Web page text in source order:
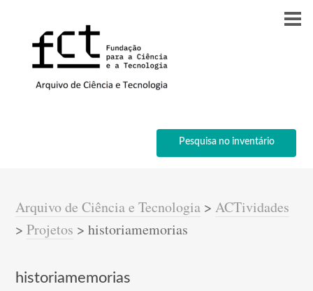
Pesquisa no inventário
Arquivo de Ciência e Tecnologia >ACTividades
>Projetos >historiamemorias
historiamemorias